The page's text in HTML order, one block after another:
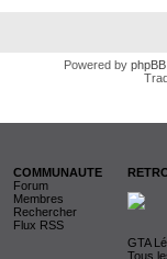
Powered by phpBB
COMMUNAUTE
Forum
Membres
Rechercher
Flux RSS
GTA
Tous